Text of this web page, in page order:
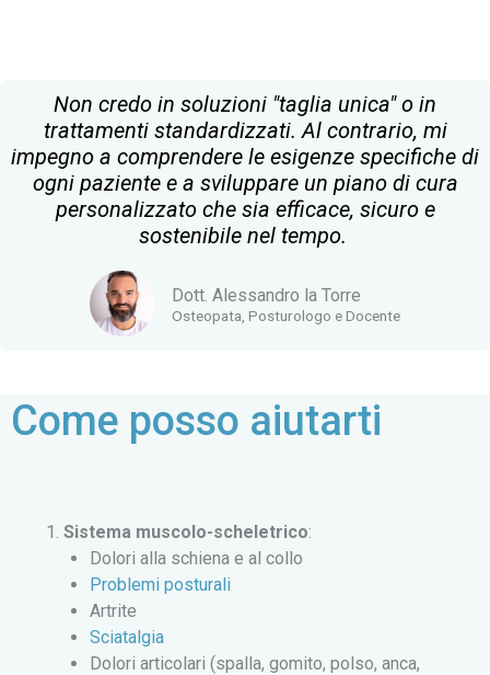
Non credo in soluzioni "taglia unica" o in
trattamenti standardizzati. Al contrario, mi
impegno a comprendere le esigenze specifiche di
ogni paziente e a sviluppare un piano di cura
personalizzato che sia efficace, sicuro e
sostenibile nel tempo.
Dott. Alessandro la Torre
Osteopata, Posturologo e Docente
Come posso aiutarti
Sistema muscolo-scheletrico:
Dolori alla schiena e al collo
Problemi posturali
Artrite
Sciatalgia
Dolori articolari (spalla, gomito, polso, anca,